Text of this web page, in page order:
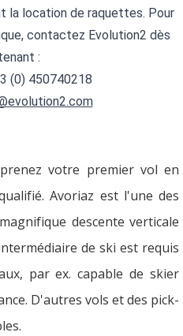
la location de raquettes. Pour
contactez Evolution2 dès
:
(0) 450740218
votre premier vol en
Avoriaz est l'une des
descente verticale
de ski est requis
par ex. capable de skier
D'autres vols et des pick-